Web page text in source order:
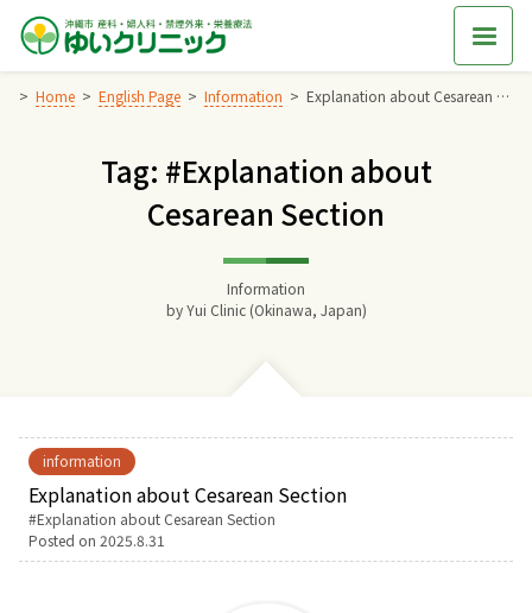
Skip
content
Home English Page Information Explanation about Cesarean Section
Tag: #Explanation about
Cesarean Section
Information
byYui Clinic (Okinawa, Japan)
information
Explanation about Cesarean Section
Tags:
Explanation about Cesarean Section
Posted on 2025.8.31
Home
院長からのごあいさつ
ゆいクリニックの経営理念
診療料金
妊婦健診